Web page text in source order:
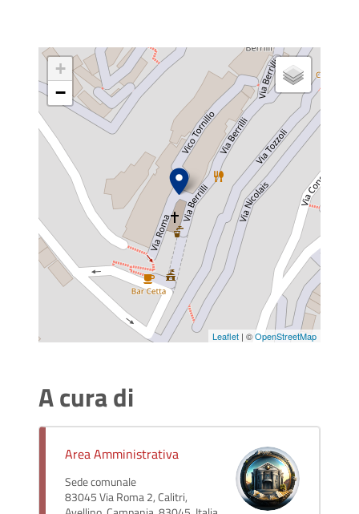
+
−
Leaflet | ©OpenStreetMap
A cura di
Area Amministrativa
Sede comunale
83045 Via Roma 2, Calitri,